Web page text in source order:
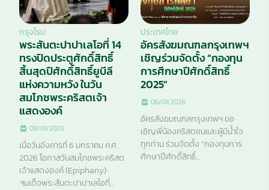
กรุงโรม
พระสันตะปาปาเลโอที่ 14
ทรงปิดประตูศักดิ์สิทธิ์
สิ้นสุดปีศักดิ์สิทธิ์ยูบีลี
แห่งความหวัง ในวัน
สมโภชพระคริสตเจ้า
แสดงองค์
08/01/2026
เมื่อวันอังคารที่ 6 มกราคม ค.ศ.
2026 โอกาสวันสมโภชพระคริสต
เจ้าแสดงองค์ (Epiphany)
สมเด็จพระสันตะปาปาเลโอที่...
ประเทศไทย
อัครสังฆมณฑลกรุงเทพฯ
เชิญร่วมจัดตั้ง “กองทุน
การศึกษาปีศักดิ์สิทธิ์
2025”
06/01/2026
อัครสังฆมณฑลกรุงเทพฯ ขอ
เชิญพี่น้องคริสตชนและผู้มีน้ำใจ
ทุกท่าน ร่วมจัดตั้ง “กองทุนการ
ศึกษาปีศักดิ์สิทธิ์...